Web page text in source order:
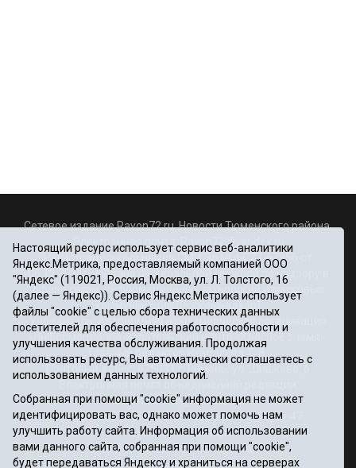
Сетевое издание Rayon72.ru. Новости Тюменского района.
Rayon72@yandex.ru
Регистрационный номер СМИ Эл № ФС77-67956 от
06.12.2016г., выдано Федеральной службой по надзору в
сфере связи, информационных технологий и массовых
коммуникаций (Роскомнадзор)
Учредитель: Автономная некоммерческая организация
«Информационно-издательский центр «Красное знамя».
Главный редактор Некрасова Т. В.
Почтовый адрес: 625031 г.Тюмень. ул. Шишкова, 6
Электронная почта объединенной редакции:
krasnoeznam@rambler.ru
Телефоны 8 (3452) 34-80-60, 69-56-73, 69-56-47
Политика оператора
Информация об учреждении
Публичная оферта
Настоящий ресурс использует сервис веб-аналитики
Яндекс.Метрика, предоставляемый компанией ООО
"Яндекс" (119021, Россия, Москва, ул. Л. Толстого, 16
(далее — Яндекс)). Сервис Яндекс.Метрика использует
файлы "cookie" с целью сбора технических данных
посетителей для обеспечения работоспособности и
улучшения качества обслуживания. Продолжая
использовать ресурс, Вы автоматически соглашаетесь с
использованием данных технологий.
Собранная при помощи "cookie" информация не может
идентифицировать вас, однако может помочь нам
улучшить работу сайта. Информация об использовании
вами данного сайта, собранная при помощи "cookie",
будет передаваться Яндексу и храниться на серверах